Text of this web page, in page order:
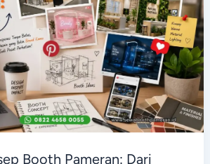
Booth Pameran: Dari